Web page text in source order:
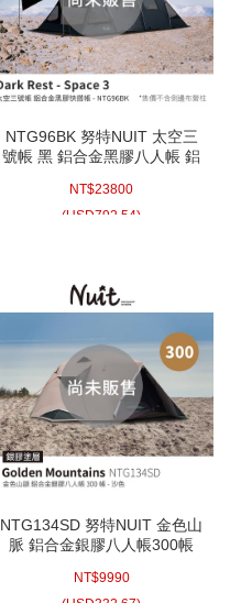
NTG96BK 努特NUIT 太空三
號帳 黑 鋁合金黑膠八人帳 鋁
家庭帳篷 努特帳
NT$23800
(USD792.54)
NTG134SD 努特NUIT 金色山
脈 鋁合金銀膠八人帳300帳
棚 家庭帳篷 努特帳
NT$9990
(USD332.67)